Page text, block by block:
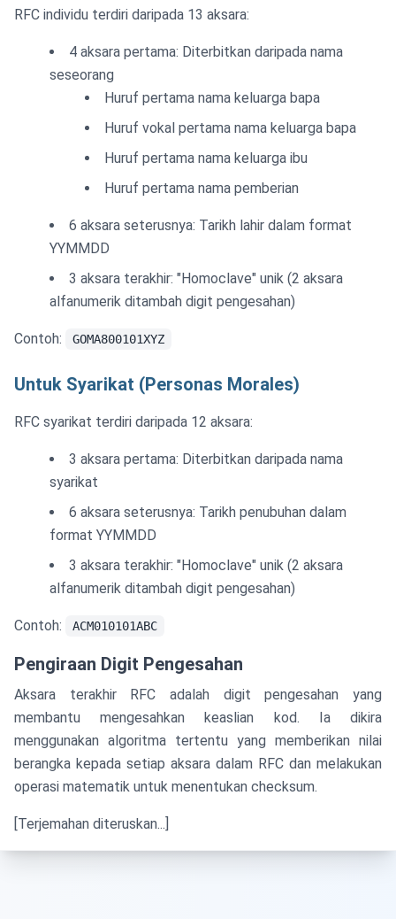
RFC individu terdiri daripada 13 aksara:
4 aksara pertama: Diterbitkan daripada nama
seseorang
Huruf pertama nama keluarga bapa
Huruf vokal pertama nama keluarga bapa
Huruf pertama nama keluarga ibu
Huruf pertama nama pemberian
6 aksara seterusnya: Tarikh lahir dalam format
YYMMDD
3 aksara terakhir: "Homoclave" unik (2 aksara
alfanumerik ditambah digit pengesahan)
Contoh: GOMA800101XYZ
Untuk Syarikat (Personas Morales)
RFC syarikat terdiri daripada 12 aksara:
3 aksara pertama: Diterbitkan daripada nama
syarikat
6 aksara seterusnya: Tarikh penubuhan dalam
format YYMMDD
3 aksara terakhir: "Homoclave" unik (2 aksara
alfanumerik ditambah digit pengesahan)
Contoh: ACM010101ABC
Pengiraan Digit Pengesahan
Aksara terakhir RFC adalah digit pengesahan yang
membantu mengesahkan keaslian kod. Ia dikira
menggunakan algoritma tertentu yang memberikan nilai
berangka kepada setiap aksara dalam RFC dan melakukan
operasi matematik untuk menentukan checksum.
[Terjemahan diteruskan...]